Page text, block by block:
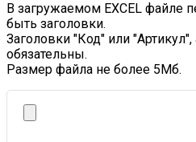
В загружаемом EXCEL файле
быть заголовки.
Заголовки "Код" или
обязательны.
Размер файла не более 5Mб.